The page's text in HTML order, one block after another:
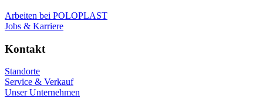
Arbeiten bei POLOPLAST
Jobs & Karriere
Kontakt
Standorte
Service & Verkauf
Unser Unternehmen